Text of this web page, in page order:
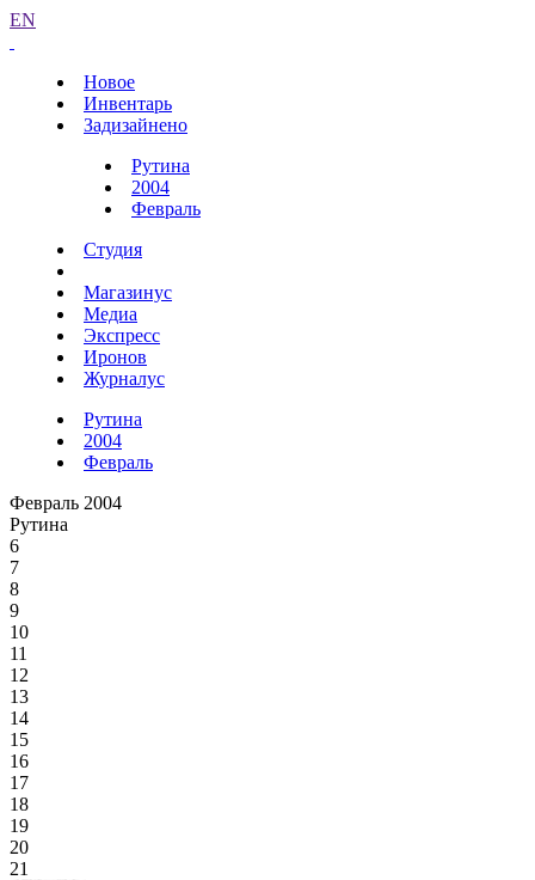
EN
Новое
Инвентарь
Задизайнено
Рутина
2004
Февраль
Студия
Магазинус
Медиа
Экспресс
Иронов
Журналус
Рутина
2004
Февраль
Февраль 2004
Рутина
6
7
8
9
10
11
12
13
14
15
16
17
18
19
20
21